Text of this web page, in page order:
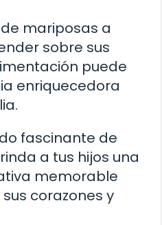
mariposas a
sobre sus
puede
enriquecedora
fascinante de
a tus hijos una
memorable
corazones y